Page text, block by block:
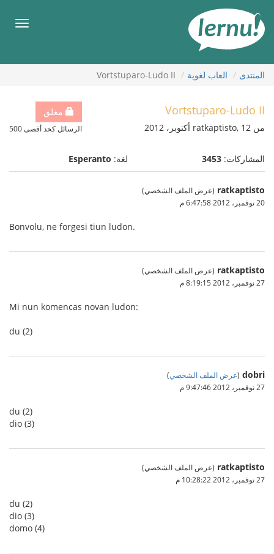
المحتويات
قائمة
المنتدى العاب لغوية Vortstuparo-Ludo II
مغلق
الرسائل كحد أقصى 500
Vortstuparo-Ludo II
من ratkaptisto, 12 أكتوبر، 2012
المشاركات: 3453 لغة: Esperanto
ratkaptisto (عرض الملف الشخصي)
20 نوفمبر، 2012 6:47:58 م
Bonvolu, ne forgesi tiun ludon.
ratkaptisto (عرض الملف الشخصي)
27 نوفمبر، 2012 8:19:15 م
Mi nun komencas novan ludon:
du (2)
dobri
(عرض الملف الشخصي)
27 نوفمبر، 2012 9:47:46 م
du (2)
dio (3)
ratkaptisto (عرض الملف الشخصي)
27 نوفمبر، 2012 10:28:22 م
du (2)
dio (3)
domo (4)